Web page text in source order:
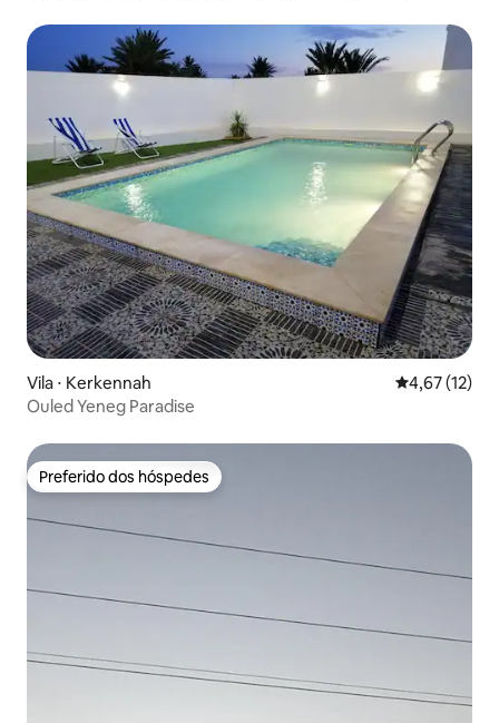
Vila ⋅ Kerkennah 4,67 de uma
4,67 (12)
Ouled Yeneg Paradise
Preferido dos hóspedes
Preferido dos hóspedes